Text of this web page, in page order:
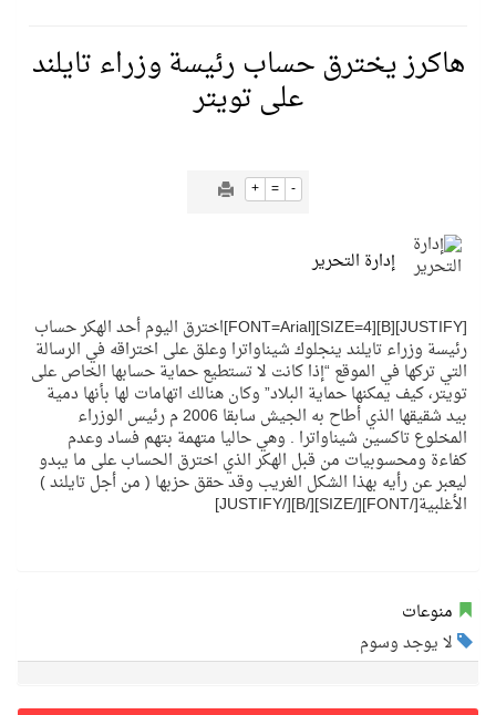
سيل الخير يروي ملاعب الكوكب
المنتخب السعودي ينافس (64) دولة في أولمبياد الفلك والفيزياء الفلكية الدولي بالهند
هاكرز يخترق حساب رئيسة وزراء تايلند
على تويتر
+ = -
إدارة التحرير
[JUSTIFY][B][SIZE=4][FONT=Arial]اخترق اليوم أحد الهكر حساب
رئيسة وزراء تايلند ينجلوك شيناواترا وعلق على اختراقه في الرسالة
التي تركها في الموقع “إذا كانت لا تستطيع حماية حسابها الخاص على
تويتر، كيف يمكنها حماية البلاد” وكان هنالك اتهامات لها بأنها دمية
بيد شقيقها الذي أطاح به الجيش سابقا 2006 م رئيس الوزراء
المخلوع تاكسين شيناواترا . وهي حاليا متهمة بتهم فساد وعدم
كفاءة ومحسوبيات من قبل الهكر الذي اخترق الحساب على ما يبدو
ليعبر عن رأيه بهذا الشكل الغريب وقد حقق حزبها ( من أجل تايلند )
الأغلبية[/FONT][/SIZE][/B][/JUSTIFY]
منوعات
لا يوجد وسوم